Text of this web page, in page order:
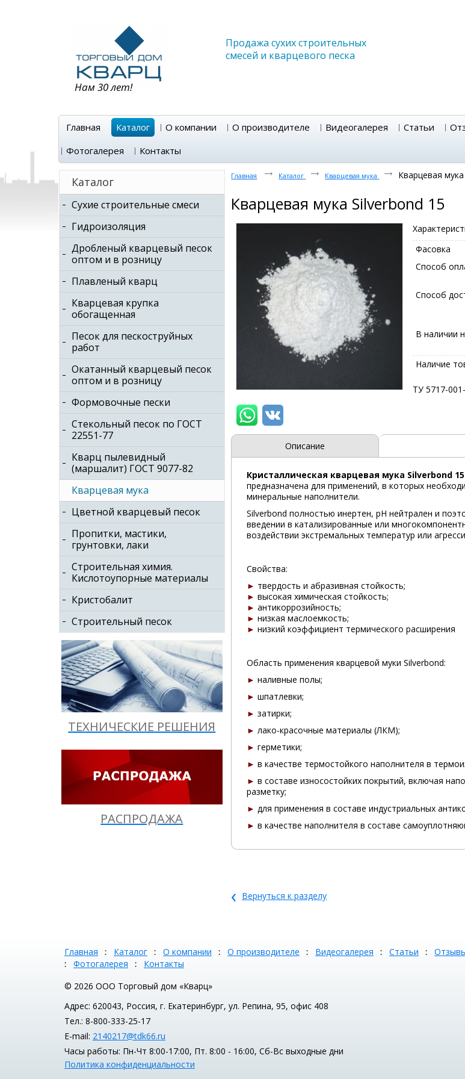
Продажа сухих строительных
смесей и кварцевого песка
Нам 30 лет!
Главная Каталог О компании О производителе Видеогалерея Статьи
Фотогалерея
Контакты
Каталог
Сухие строительные смеси
Гидроизоляция
Дробленый кварцевый песок
оптом и в розницу
Плавленый кварц
Кварцевая крупка
обогащенная
Песок для пескоструйных
работ
Окатанный кварцевый песок
оптом и в розницу
Формовочные пески
Стекольный песок по ГОСТ
22551-77
Кварц пылевидный
(маршалит) ГОСТ 9077-82
Кварцевая мука
Цветной кварцевый песок
Пропитки, мастики,
грунтовки, лаки
Строительная химия.
Кислотоупорные материалы
Кристобалит
Строительный песок
ТЕХНИЧЕСКИЕ РЕШЕНИЯ
РАСПРОДАЖА
Главная Каталог Кварцевая мука Кварцевая
Кварцевая мука Silverbond 15
Фасовка
Способ
Способ
В наличии
Наличие
ТУ 5717-
Описание
Кристаллическая кварцевая мука Silverbond
предназначена для применений, в которых
минеральные наполнители.
Silverbond полностью инертен, pH нейтрален и
введении в катализированные или
воздействии экстремальных температур или
Свойства:
► твердость и абразивная стойкость;
► высокая химическая стойкость;
► антикоррозийность;
► низкая маслоемкость;
► низкий коэффициент термического расширения
Область применения кварцевой муки Silverbond:
► наливные полы;
► шпатлевки;
► затирки;
► лако-красочные материалы (ЛКМ);
► герметики;
► в качестве термостойкого наполнителя в
► в составе износостойких покрытий, включая
разметку;
► для применения в составе индустриальных
► в качестве наполнителя в составе
‹ Вернуться к разделу
Главная Каталог О компании О производителе Видеогалерея Статьи
Фотогалерея
Контакты
© 2026 ООО Торговый дом «Кварц»
Адрес: 620043, Россия, г. Екатеринбург, ул. Репина, 95, офис 408
Тел.: 8-800-333-25-17
E-mail: 2140217@tdk66.ru
Часы работы: Пн-Чт 8:00-17:00, Пт. 8:00 - 16:00, Сб-Вс выходные дни
Политика конфиденциальности